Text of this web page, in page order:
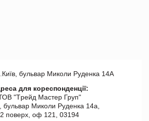
бульвар Миколи Руденка 14А
для кореспонденції:
"Tрейд Мастер Груп"
бульвар Миколи Руденка 14а,
2 поверх, оф 121, 03194